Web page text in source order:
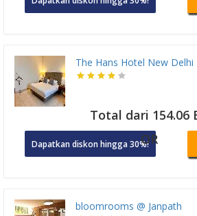
The Hans Hotel New Delhi
Total dari 154.06
Dapatkan diskon hingga 30%!OR
bloomrooms @ Janpath